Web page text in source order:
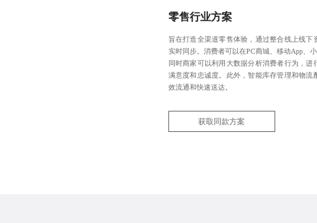
零售行业方案
旨在打造全渠道零售体验，通过整合线上线
实时同步。消费者可以在PC商城、移动App、
同时商家可以利用大数据分析消费者行为，
满意度和忠诚度。此外，智能库存管理和物流
效流通和快速送达。
获取同款方案